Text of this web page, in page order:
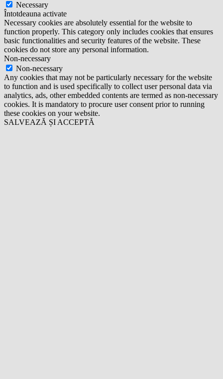
Necessary
Întotdeauna activate
Necessary cookies are absolutely essential for the website to
function properly. This category only includes cookies that ensures
basic functionalities and security features of the website. These
cookies do not store any personal information.
Non-necessary
Non-necessary
Any cookies that may not be particularly necessary for the website
to function and is used specifically to collect user personal data via
analytics, ads, other embedded contents are termed as non-necessary
cookies. It is mandatory to procure user consent prior to running
these cookies on your website.
SALVEAZĂ ȘI ACCEPTĂ